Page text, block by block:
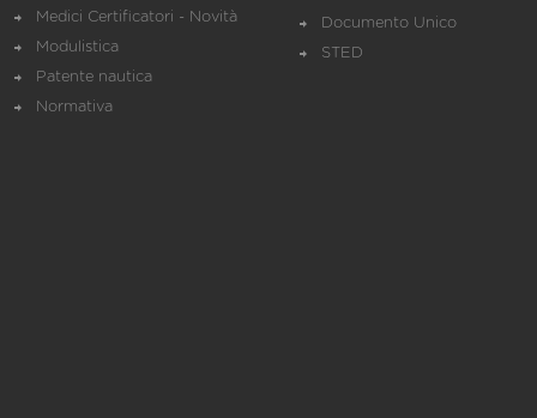
Medici Certificatori - Novità
Modulistica
Patente nautica
Normativa
Documento Unico
STED